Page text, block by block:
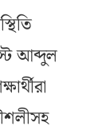
আব্দুল